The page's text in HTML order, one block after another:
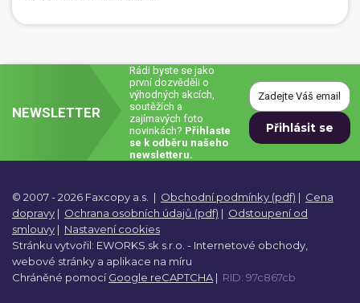
NEWSLETTER
Rádi byste se jako
první dozvěděli o
výhodných akcích,
soutěžích a
zajímavých foto
novinkách? Přihlaste
se k odběru našeho
newsletteru.
© 2007 - 2026 Faxcopy a.s. | Obchodní podmínky (pdf) | Cena
dopravy | Ochrana osobních údajů (pdf) | Odstoupení od
smlouvy | Nastavení cookies
Stránku vytvořil: EWORKS.sk s.r.o. - Internetové obchody,
webové stránky a aplikace na míru
Chráněné pomocíGoogle reCAPTCHA | RID: 97c867cb